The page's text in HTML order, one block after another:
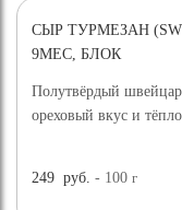
СЫР ТУРМЕЗАН
9МЕС, БЛОК
Полутвёрдый
ореховый вкус и
249 руб. - 100г